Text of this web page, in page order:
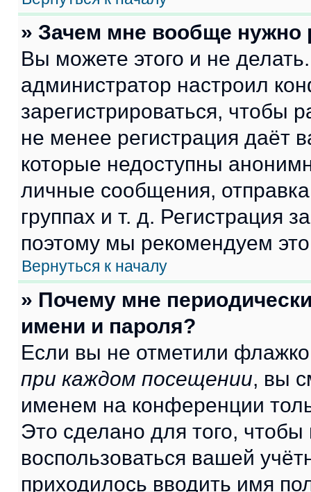
» Зачем мне вообще нужно
Вы можете этого и не
администратор настроил
зарегистрироваться, чтобы
не менее регистрация даёт
которые недоступны
личные сообщения,
группах и т. д. Регистрация
поэтому мы рекомендуем
Вернуться к началу
» Почему мне
имени и пароля?
Если вы не отметили
при каждом посещении, вы
именем на конференции
Это сделано для того, чтобы
воспользоваться вашей
приходилось вводить имя